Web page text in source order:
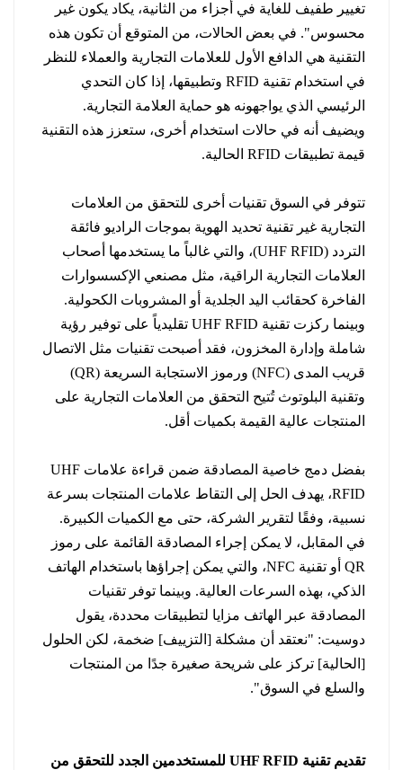
تغيير طفيف للغاية في أجزاء من الثانية، يكاد يكون غير
محسوس". في بعض الحالات، من المتوقع أن تكون هذه
التقنية هي الدافع الأول للعلامات التجارية والعملاء للنظر
في استخدام تقنية RFID وتطبيقها، إذا كان التحدي
الرئيسي الذي يواجهونه هو حماية العلامة التجارية.
ويضيف أنه في حالات استخدام أخرى، ستعزز هذه التقنية
قيمة تطبيقات RFID الحالية.
تتوفر في السوق تقنيات أخرى للتحقق من العلامات
التجارية غير تقنية تحديد الهوية بموجات الراديو فائقة
التردد (UHF RFID)، والتي غالباً ما يستخدمها أصحاب
العلامات التجارية الراقية، مثل مصنعي الإكسسوارات
الفاخرة كحقائب اليد الجلدية أو المشروبات الكحولية.
وبينما ركزت تقنية UHF RFID تقليدياً على توفير رؤية
شاملة وإدارة المخزون، فقد أصبحت تقنيات مثل الاتصال
قريب المدى (NFC) ورموز الاستجابة السريعة (QR)
وتقنية البلوتوث تُتيح التحقق من العلامات التجارية على
المنتجات عالية القيمة بكميات أقل.
بفضل دمج خاصية المصادقة ضمن قراءة علامات UHF
RFID، يهدف الحل إلى التقاط علامات المنتجات بسرعة
نسبية، وفقًا لتقرير الشركة، حتى مع الكميات الكبيرة.
في المقابل، لا يمكن إجراء المصادقة القائمة على رموز
QR أو تقنية NFC، والتي يمكن إجراؤها باستخدام الهاتف
الذكي، بهذه السرعات العالية. وبينما توفر تقنيات
المصادقة عبر الهاتف مزايا لتطبيقات محددة، يقول
دوسيت: "نعتقد أن مشكلة [التزييف] ضخمة، لكن الحلول
[الحالية] تركز على شريحة صغيرة جدًا من المنتجات
والسلع في السوق".
تقديم تقنية UHF RFID للمستخدمين الجدد للتحقق من